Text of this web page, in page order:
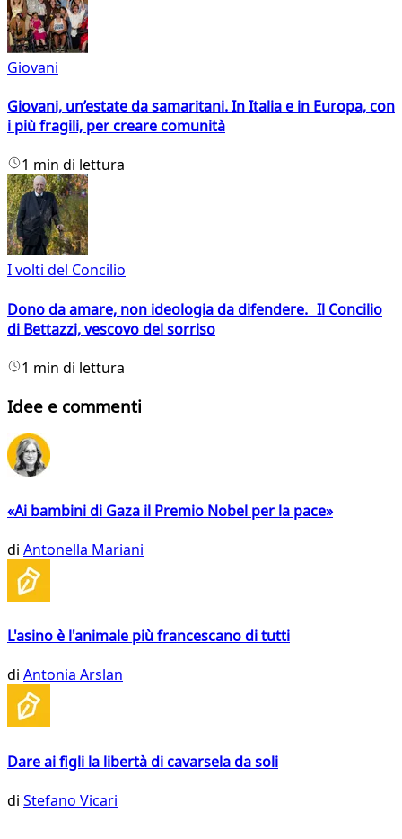
Giovani
Giovani, un’estate da samaritani. In Italia e in Europa, con
i più fragili, per creare comunità
1 min di lettura
I volti del Concilio
Dono da amare, non ideologia da difendere. Il Concilio
di Bettazzi, vescovo del sorriso
1 min di lettura
Idee e commenti
«Ai bambini di Gaza il Premio Nobel per la pace»
di Antonella Mariani
L'asino è l'animale più francescano di tutti
di Antonia Arslan
Dare ai figli la libertà di cavarsela da soli
di Stefano Vicari